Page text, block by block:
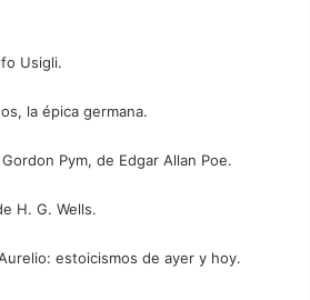
Usigli.
la épica germana.
Pym, de Edgar Allan Poe.
H. G. Wells.
estoicismos de ayer y hoy.